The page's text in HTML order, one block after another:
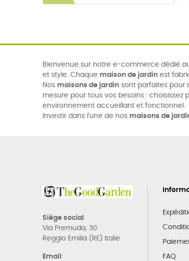
Bienvenue sur notre e-commerce dédié
et style. Chaque maison de jardin est
Nos maisons de jardin sont parfaites pour
mesure pour tous vos besoins : choisissez
environnement accueillant et fonctionnel.
Investir dans l'une de nos maisons de
Siège social
Via Premuda, 30
Reggio Emilia (RE) Italie
Email : FAQ